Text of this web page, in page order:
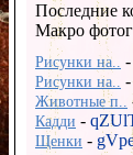
Последние
Макро
Рисунки на..
Рисунки на..
Животные п..
Кадди -
Щенки -